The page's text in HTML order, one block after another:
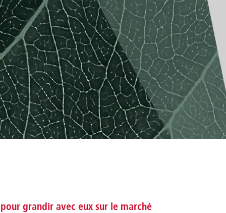
Uzbekistan
Venezuela
Vietnam
grandir avec eux sur le marché